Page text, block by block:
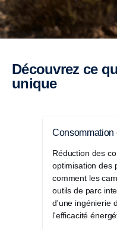
Découvrez ce qui rend Scania si
unique
Consommation
Réduction des
optimisation des
comment les
outils de parc
d'une ingénierie
l'efficacité